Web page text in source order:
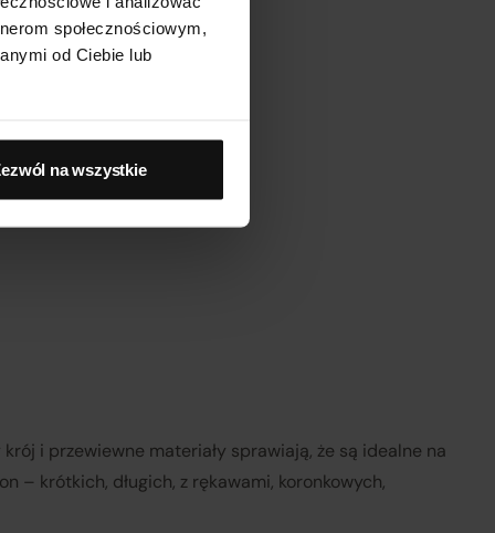
społecznościowym,
od Ciebie lub
na wszystkie
i przewiewne materiały sprawiają, że są idealne na
– krótkich, długich, z rękawami, koronkowych,